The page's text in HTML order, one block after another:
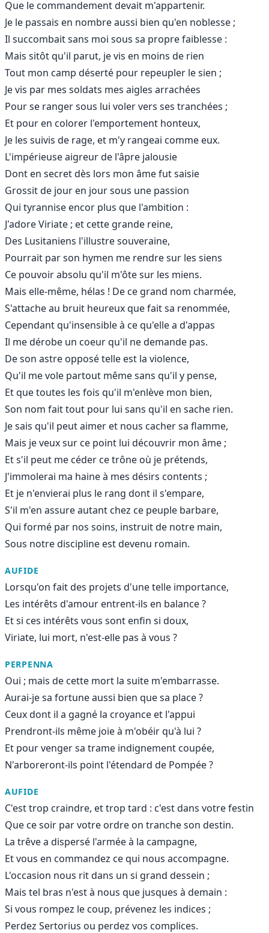
Que le commandement devait m'appartenir.
Je le passais en nombre aussi bien qu'en noblesse ;
Il succombait sans moi sous sa propre faiblesse :
Mais sitôt qu'il parut, je vis en moins de rien
Tout mon camp déserté pour repeupler le sien ;
Je vis par mes soldats mes aigles arrachées
Pour se ranger sous lui voler vers ses tranchées ;
Et pour en colorer l'emportement honteux,
Je les suivis de rage, et m'y rangeai comme eux.
L'impérieuse aigreur de l'âpre jalousie
Dont en secret dès lors mon âme fut saisie
Grossit de jour en jour sous une passion
Qui tyrannise encor plus que l'ambition :
J'adore Viriate ; et cette grande reine,
Des Lusitaniens l'illustre souveraine,
Pourrait par son hymen me rendre sur les siens
Ce pouvoir absolu qu'il m'ôte sur les miens.
Mais elle-même, hélas ! De ce grand nom charmée,
S'attache au bruit heureux que fait sa renommée,
Cependant qu'insensible à ce qu'elle a d'appas
Il me dérobe un coeur qu'il ne demande pas.
De son astre opposé telle est la violence,
Qu'il me vole partout même sans qu'il y pense,
Et que toutes les fois qu'il m'enlève mon bien,
Son nom fait tout pour lui sans qu'il en sache rien.
Je sais qu'il peut aimer et nous cacher sa flamme,
Mais je veux sur ce point lui découvrir mon âme ;
Et s'il peut me céder ce trône où je prétends,
J'immolerai ma haine à mes désirs contents ;
Et je n'envierai plus le rang dont il s'empare,
S'il m'en assure autant chez ce peuple barbare,
Qui formé par nos soins, instruit de notre main,
Sous notre discipline est devenu romain.
AUFIDE
Lorsqu'on fait des projets d'une telle importance,
Les intérêts d'amour entrent-ils en balance ?
Et si ces intérêts vous sont enfin si doux,
Viriate, lui mort, n'est-elle pas à vous ?
PERPENNA
Oui ; mais de cette mort la suite m'embarrasse.
Aurai-je sa fortune aussi bien que sa place ?
Ceux dont il a gagné la croyance et l'appui
Prendront-ils même joie à m'obéir qu'à lui ?
Et pour venger sa trame indignement coupée,
N'arboreront-ils point l'étendard de Pompée ?
AUFIDE
C'est trop craindre, et trop tard : c'est dans votre festin
Que ce soir par votre ordre on tranche son destin.
La trêve a dispersé l'armée à la campagne,
Et vous en commandez ce qui nous accompagne.
L'occasion nous rit dans un si grand dessein ;
Mais tel bras n'est à nous que jusques à demain :
Si vous rompez le coup, prévenez les indices ;
Perdez Sertorius ou perdez vos complices.